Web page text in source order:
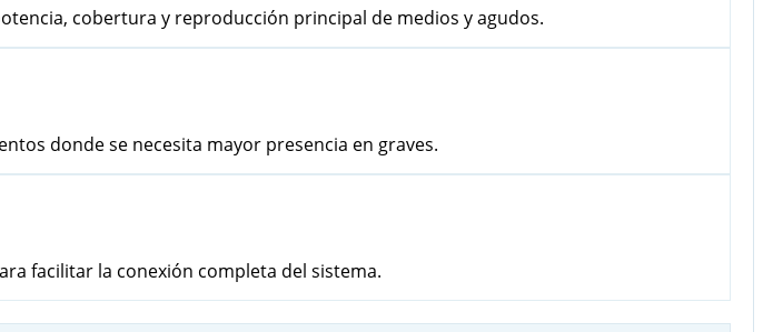
cobertura y reproducción principal de medios y agudos.
donde se necesita mayor presencia en graves.
facilitar la conexión completa del sistema.